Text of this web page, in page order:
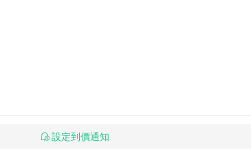
設定到價通知